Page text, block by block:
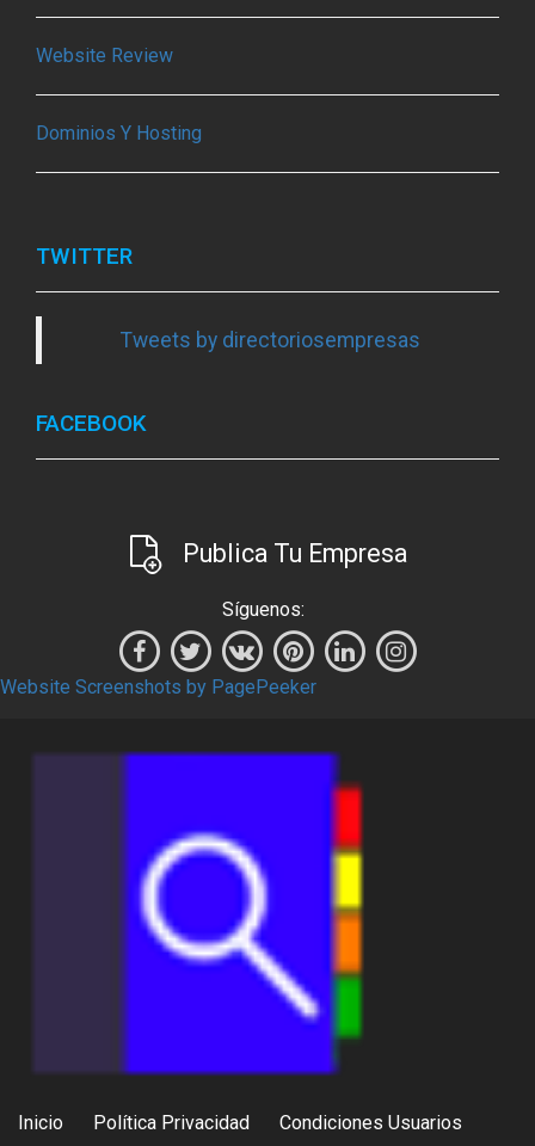
Website Review
Dominios Y Hosting
TWITTER
Tweets by directoriosempresas
FACEBOOK
Publica Tu Empresa
Síguenos:
Website Screenshots by PagePeeker
Inicio Política Privacidad Condiciones Usuarios